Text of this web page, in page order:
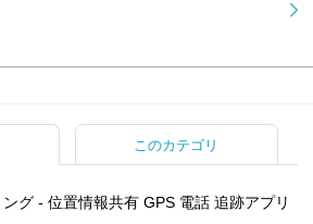
このカテゴリ
グ - 位置情報共有 GPS 電話 追跡アプリ